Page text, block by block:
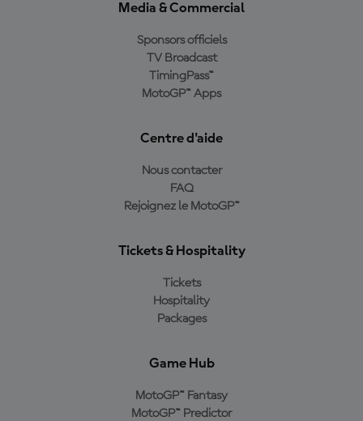
Media & Commercial
Sponsors officiels
TV Broadcast
TimingPass™
MotoGP™ Apps
Centre d'aide
Nous contacter
FAQ
Rejoignez le MotoGP™
Tickets & Hospitality
Tickets
Hospitality
Packages
Game Hub
MotoGP™ Fantasy
MotoGP™ Predictor